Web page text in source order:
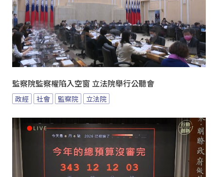
監察院監察權陷入空窗 立法院舉行公聽會
政經 社會 監察院 立法院